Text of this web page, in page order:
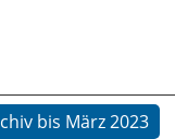
bis März 2023